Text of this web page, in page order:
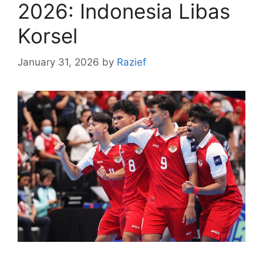
2026: Indonesia Libas
Korsel
January 31, 2026 by Razief